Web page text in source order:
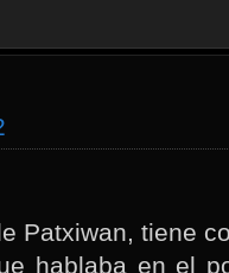
Patxiwan, tiene
hablaba en el